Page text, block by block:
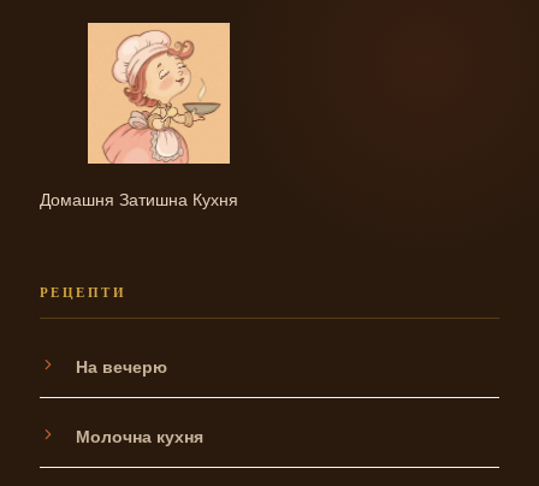
Домашня Затишна Кухня
РЕЦЕПТИ
На вечерю
Молочна кухня